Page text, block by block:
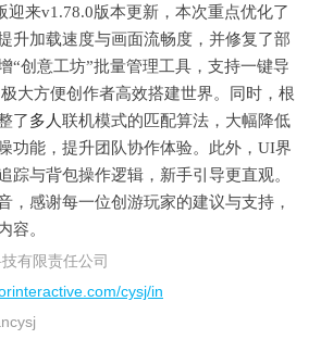
迎来v1.78.0版本更新，本次重点优化了
升加载速度与画面流畅度，并修复了部
“创意工坊”批量管理工具，支持一键导
大方便创作者高效搭建世界。同时，根
了多人联机模式的匹配算法，大幅降低
功能，提升团队协作体验。此外，UI界
踪与背包操作逻辑，新手引导更直观。
，感谢每一位创游玩家的建议与支持，
容。
有限责任公司
cysj/in